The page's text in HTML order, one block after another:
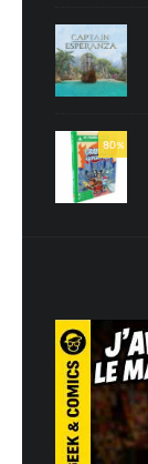
traitées
80%